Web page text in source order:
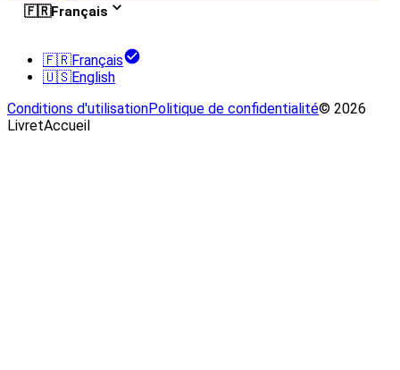
🇫🇷Français
🇫🇷Français
🇺🇸English
Conditions d'utilisationPolitique de confidentialité© 2026
LivretAccueil